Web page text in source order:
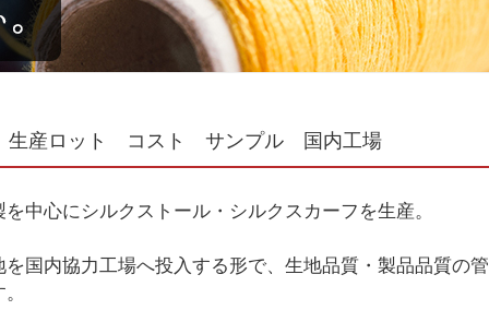
産ロット コスト サンプル 国内工場
中心にシルクストール・シルクスカーフを生産。
を国内協力工場へ投入する形で、生地品質・製品品質の管